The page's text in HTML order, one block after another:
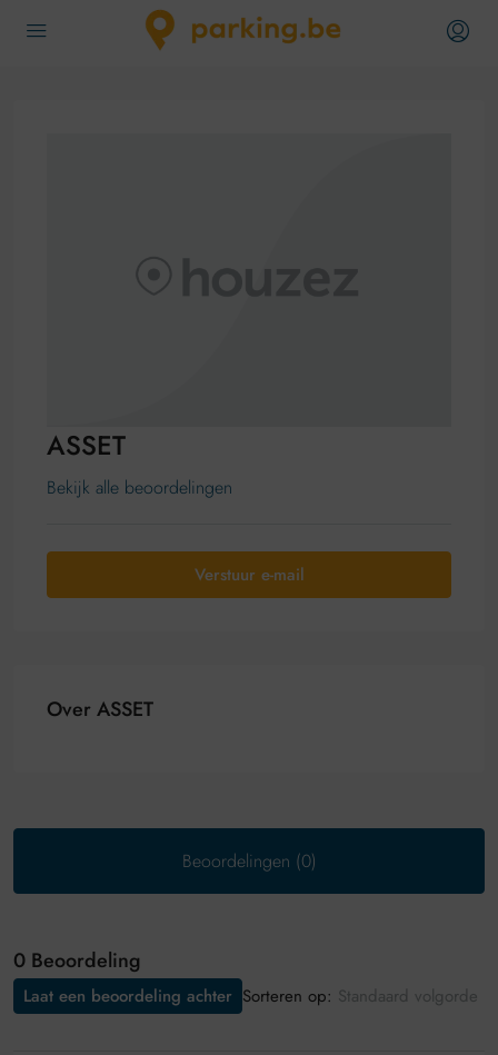
ASSET
Bekijk alle beoordelingen
Verstuur e-mail
Over ASSET
Beoordelingen (0)
0 Beoordeling
Sorteren op: Standaard volgorde
Laat een beoordeling achter